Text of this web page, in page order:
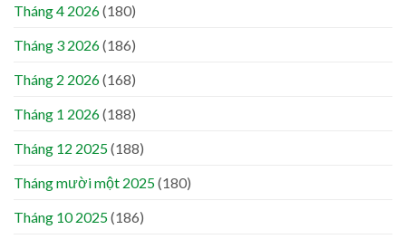
Tháng 4 2026(180)
Tháng 3 2026(186)
Tháng 2 2026(168)
Tháng 1 2026(188)
Tháng 12 2025(188)
Tháng mười một 2025(180)
Tháng 10 2025(186)